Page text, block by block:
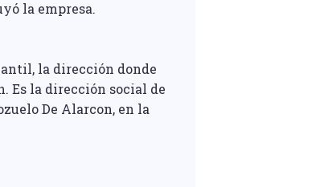
la empresa.
la dirección donde
Es la dirección social de
De Alarcon, en la